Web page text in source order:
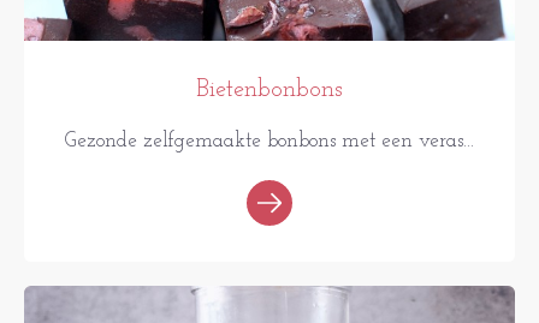
Bietenbonbons
Gezonde zelfgemaakte bonbons met een veras...